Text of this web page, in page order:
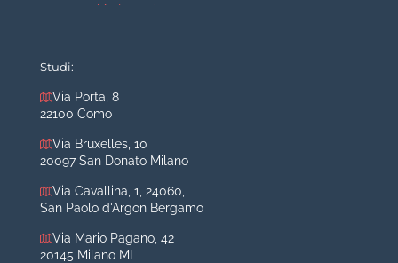
Mastopessi
Rinoplastica
Medicina estetica Milano
Acido ialuronico viso
Aumento labbra
Filler
Studi:
Via Porta, 8
22100 Como
Via Bruxelles, 10
20097 San Donato Milano
Via Cavallina, 1, 24060,
San Paolo d'Argon Bergamo
Via Mario Pagano, 42
20145 Milano MI